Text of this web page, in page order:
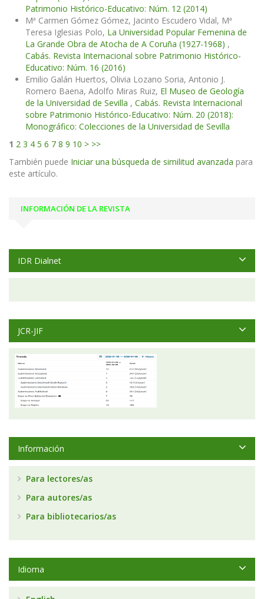
Patrimonio Histórico-Educativo: Núm. 12 (2014)
Mª Carmen Gómez Gómez, Jacinto Escudero Vidal, Mª
Teresa Iglesias Polo, La Universidad Popular Femenina de
La Grande Obra de Atocha de A Coruña (1927-1968) ,
Cabás. Revista Internacional sobre Patrimonio Histórico-
Educativo: Núm. 16 (2016)
Emilio Galán Huertos, Olivia Lozano Soria, Antonio J.
Romero Baena, Adolfo Miras Ruiz, El Museo de Geología
de la Universidad de Sevilla , Cabás. Revista Internacional
sobre Patrimonio Histórico-Educativo: Núm. 20 (2018):
Monográfico: Colecciones de la Universidad de Sevilla
1 2 3 4 5 6 7 8 9 10 > >>
También puede Iniciar una búsqueda de similitud avanzada para
este artículo.
INFORMACIÓN DE LA REVISTA
IDR Dialnet
JCR-JIF
Información
Para lectores/as
Para autores/as
Para bibliotecarios/as
Idioma